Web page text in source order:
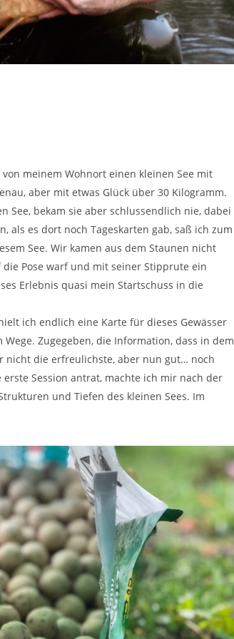
meinem Wohnort einen kleinen See mit
aber mit etwas Glück über 30 Kilogramm.
See, bekam sie aber schlussendlich nie, dabei
als es dort noch Tageskarten gab, saß ich zum
See. Wir kamen aus dem Staunen nicht
Pose warf und mit seiner Stipprute ein
Erlebnis quasi mein Startschuss in die
ich endlich eine Karte für dieses Gewässer
Zugegeben, die Information, dass in dem
nicht die erfreulichste, aber nun gut… noch
Session antrat, machte ich mir nach der
und Tiefen des kleinen Sees. Im